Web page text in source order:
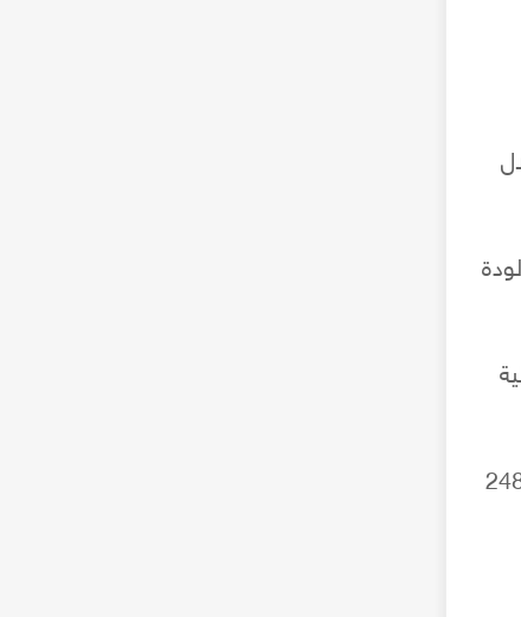
51.6%، فيما بلغ عدد المواليد الإناث 870 مولودة
خلال هذه الفترة 312 مولوداً، ومكاتب الأحوال المدنية في داخلية الوسطى 248